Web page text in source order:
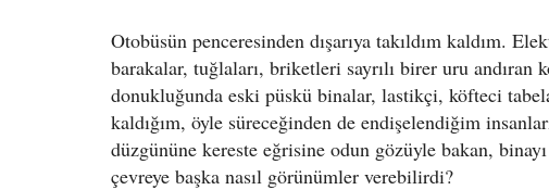
Otobüsün penceresinden dışarıya takıldım kaldım.
barakalar, tuğlaları, briketleri sayrılı birer uru
donukluğunda eski püskü binalar, lastikçi, köfteci
kaldığım, öyle süreceğinden de endişelendiğim
düzgününe kereste eğrisine odun gözüyle bakan,
çevreye başka nasıl görünümler verebilirdi?